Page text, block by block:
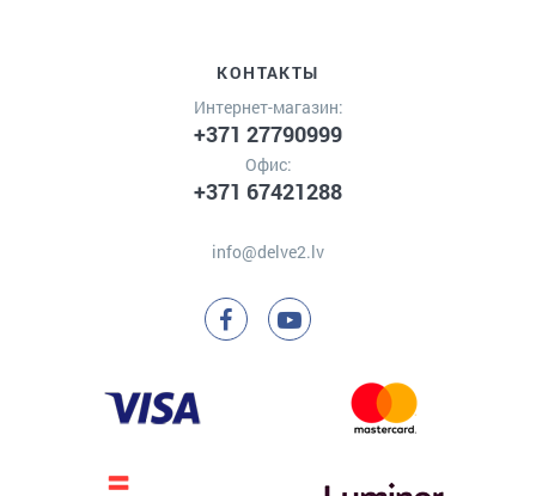
КОНТАКТЫ
Интернет-магазин:
+371 27790999
Офис:
+371 67421288
info@delve2.lv